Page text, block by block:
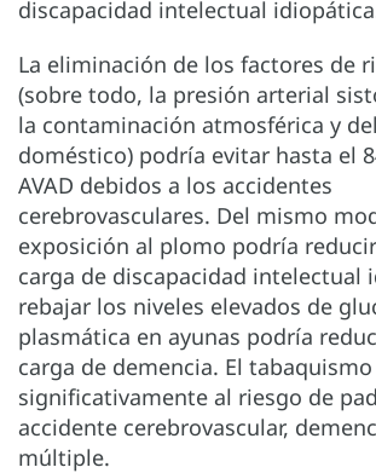
discapacidad intelectual
La eliminación de los factores de
(sobre todo, la presión arterial
la contaminación atmosférica y
doméstico) podría evitar hasta el
AVAD debidos a los accidentes
cerebrovasculares. Del mismo
exposición al plomo podría
carga de discapacidad intelectual
rebajar los niveles elevados de
plasmática en ayunas podría
carga de demencia. El
significativamente al riesgo de
accidente cerebrovascular,
múltiple.